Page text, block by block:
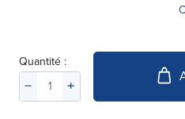
Quantité :